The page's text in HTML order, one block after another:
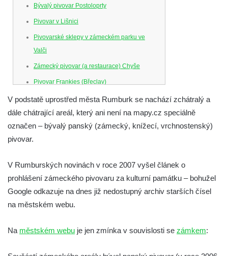
Bývalý pivovar Postoloprty
Pivovar v Lišnici
Pivovarské sklepy v zámeckém parku ve
Valči
Zámecký pivovar (a restaurace) Chyše
Pivovar Frankies (Břeclav)
V podstatě uprostřed města Rumburk se nachází zchátralý a
dále chátrající areál, který ani není na mapy.cz speciálně
označen – bývalý panský (zámecký, knížecí, vrchnostenský)
pivovar.
V Rumburských novinách v roce 2007 vyšel článek o
prohlášení zámeckého pivovaru za kulturní památku – bohužel
Google odkazuje na dnes již nedostupný archiv starších čísel
na městském webu.
Na městském webu je jen zmínka v souvislosti se zámkem: